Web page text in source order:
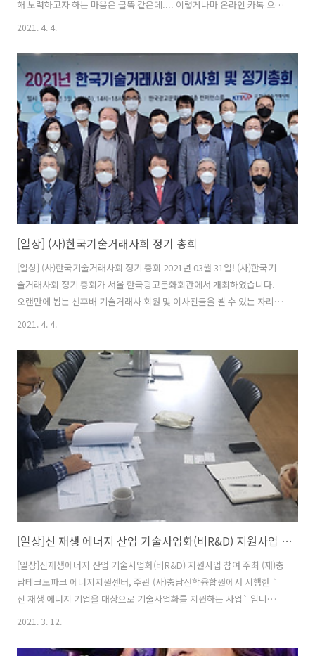
해 노력하고자 하는 마음은 굴뚝 같은데.... 이렇게나마 온라인 카톡 오픈
채팅방과 밴드 등 SNS으로 중앙회 또는 지회 및 제 활동 소식을 전하고
원으로 참여하게 되어 충남 예산군 삽교에 있는 충남 TP 에너지센터로
갔습니다. 가서 보니 반가운 대학교 산학협력단에 계시는 정영균 거래사
님도 뵐 수 있어서 참 좋았습니다. 한동안 둘이서 충남 소재 기술거래사
의 발전 방향에 대하여 한참을 논의 했던 것 같습니다. 정영균 거래사님
은 2015년경? 기술거래사 등록교육 당시 제가 감독관으로 있을때 뵈..
2021. 4. 4.
[일상] (사)한국기술거래사회 정기 총회
[일상] (사)한국기술거래사회 정기 총회 2021년 03월 31일! (사)한국기
술거래사회 정기 총회가 서울 한국광고문화회관에서 개최하였습니다.
오랜만에 뵙는 선후배 기술거래사 회원 및 이사진들을 뵐 수 있는 자리였
습니다. 무엇보다 개인적으로 그동안 기존 지회장과의 선거 분쟁으로 인
명되었음을 승인해 주시고 공식화해주신 자리였기에 저희 지회에겐 뜻
깊은 자리가 아닐 수 없었습니다. 이제 제 본연의 위치로 돌아가, 당초 회
원분들께 약속한 선거 공약대로 제 소임을 다 하는데 정진하도록 하겠습
니다. 그동안 함께 고민해주신 저희 대전/세종지회 임원진들과 협회 이
사진분들께 지면을 빌어 심심한 감사에 말씀을 올립니다. 고맙습니다.
[정기총회 내용 요..
2021. 4. 4.
[일상]신 재생 에너지 산업 기술사업화(비R&D) 지원사업 참여
[일상]신재생에너지 산업 기술사업화(비R&D) 지원사업 참여 주최 (재)충
남테크노파크 에너지지원센터, 주관 (사)충남산학융합원에서 시행한 `
신 재생 에너지 기업을 대상으로 기술사업화를 지원하는 사업` 입니다.
출장보고서를 쓰면서 해당 사업 참여를 회상하며 일상을 기록하고 있습
기대 되는 자리였습니다. 기업 현장 평가 심사 선정 기업과 기술사업화
2021. 3. 12.